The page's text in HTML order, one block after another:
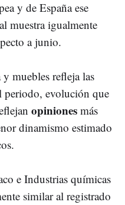
y de España ese
muestra igualmente
a junio.
muebles refleja las
periodo, evolución que
opiniones más
dinamismo estimado
e Industrias químicas
similar al registrado